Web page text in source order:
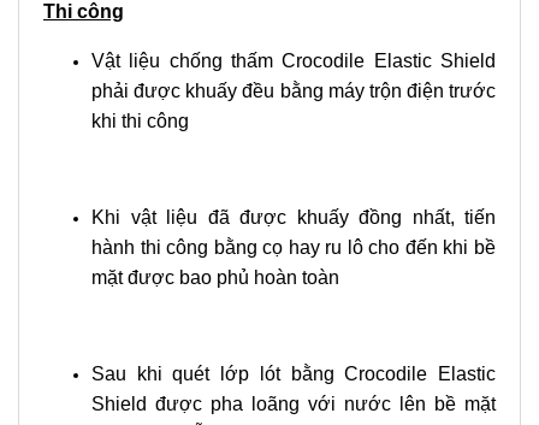
Thi công
Vật liệu chống thấm Crocodile Elastic Shield
phải được khuấy đều bằng máy trộn điện trước
khi thi công
Khi vật liệu đã được khuấy đồng nhất, tiến
hành thi công bằng cọ hay ru lô cho đến khi bề
mặt được bao phủ hoàn toàn
Sau khi quét lớp lót bằng Crocodile Elastic
Shield được pha loãng với nước lên bề mặt